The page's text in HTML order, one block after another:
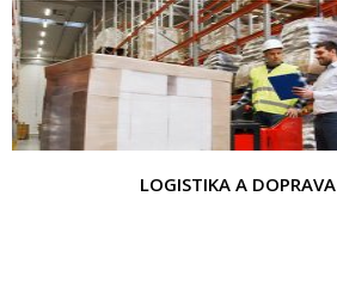
LOGISTIKA A DOPRAVA